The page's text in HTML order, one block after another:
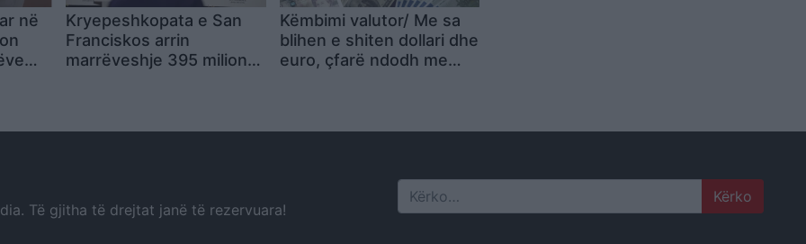
në
Kryepeshkopata e San
Franciskos arrin
marrëveshje 395 milionë
Këmbimi valutor/ Me sa
blihen e shiten dollari dhe
euro, çfarë ndodh me
Të gjitha të drejtat janë të rezervuara! Search